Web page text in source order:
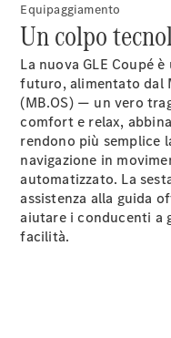
Sedi
La
ditta
Equipaggiamento
Un colpo
La nuova GLE Coupé
futuro, alimentato dal
(MB.OS) — un vero
comfort e relax,
rendono più semplice
navigazione in
automatizzato. La
assistenza alla guida
aiutare i conducenti a
facilità.